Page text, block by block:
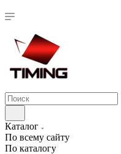
Каталог
По всему сайту
По каталогу